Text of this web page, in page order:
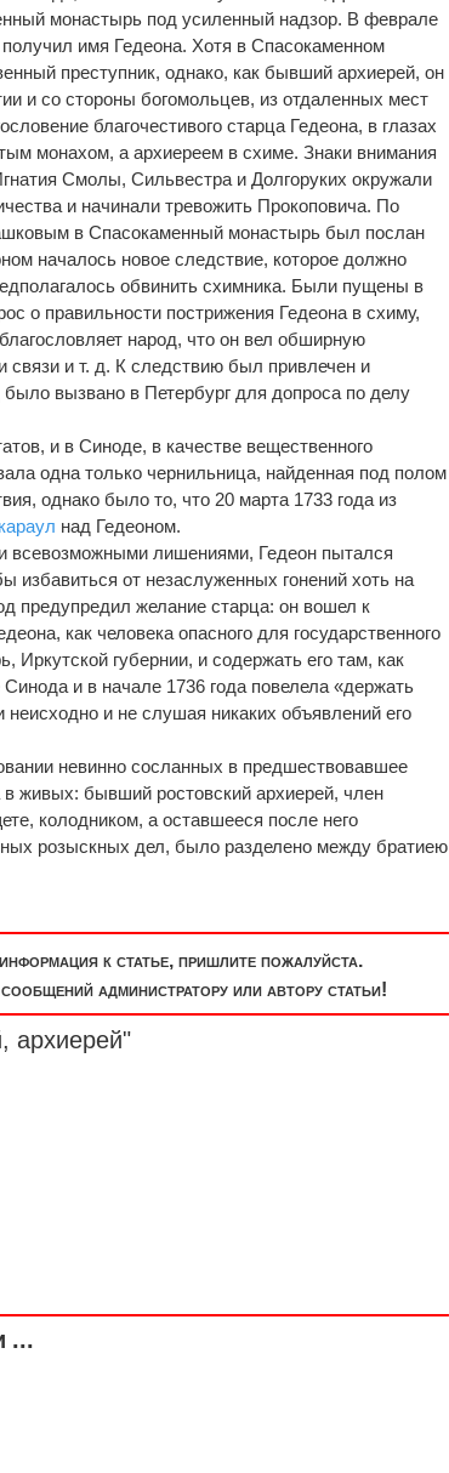
монастырь под усиленный надзор. В феврале
имя Гедеона. Хотя в Спасокаменном
преступник, однако, как бывший архиерей, он
и со стороны богомольцев, из отдаленных мест
благочестивого старца Гедеона, в глазах
монахом, а архиереем в схиме. Знаки внимания
Смолы, Сильвестра и Долгоруких окружали
и начинали тревожить Прокоповича. По
в Спасокаменный монастырь был послан
началось новое следствие, которое должно
обвинить схимника. Были пущены в
о правильности пострижения Гедеона в схиму,
народ, что он вел обширную
связи и т. д. К следствию был привлечен и
вызвано в Петербург для допроса по делу
и в Синоде, в качестве вещественного
одна только чернильница, найденная под полом
однако было то, что 20 марта 1733 года из
караул над Гедеоном.
всевозможными лишениями, Гедеон пытался
избавиться от незаслуженных гонений хоть на
предупредил желание старца: он вошел к
как человека опасного для государственного
Иркутской губернии, и содержать его там, как
и в начале 1736 года повелела «держать
и не слушая никаких объявлений его
невинно сосланных в предшествовавшее
живых: бывший ростовский архиерей, член
колодником, а оставшееся после него
розыскных дел, было разделено между братиею
к статье, пришлите пожалуйста.
администратору или автору статьи!
архиерей"
...